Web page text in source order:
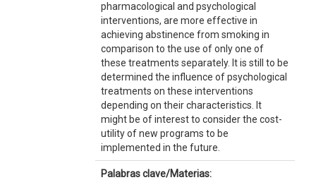
pharmacological and psychological
interventions, are more effective in
achieving abstinence from smoking in
comparison to the use of only one of
these treatments separately. It is still to be
determined the influence of psychological
treatments on these interventions
depending on their characteristics. It
might be of interest to consider the cost-
utility of new programs to be
implemented in the future.
Palabras clave/Materias: